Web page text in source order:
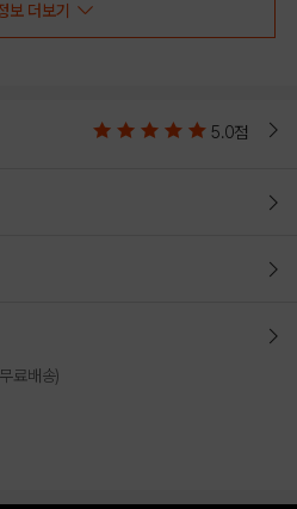
VIEW
보 더보기
5.0점
료배송)